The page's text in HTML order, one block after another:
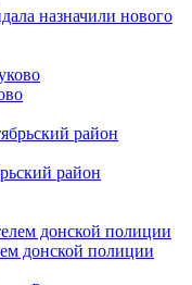
назначили нового
район
донской полиции